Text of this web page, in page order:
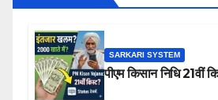
SARKARI SYSTEM
पीएम किसान निधि 21वीं